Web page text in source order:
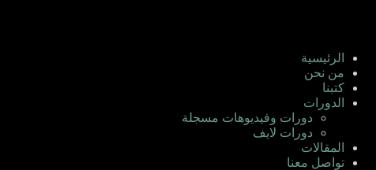
الرئيسية
من نحن
كتبنا
الدورات
دورات وفيديوهات مسجلة
دورات لايف
المقالات
تواصل معنا